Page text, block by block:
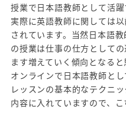
授業で日本語教師として活躍
実際に英語教師に関しては
されています。当然日本語
の授業は仕事の仕方として
ます増えていく傾向となると
オンラインで日本語教師と
レッスンの基本的なテクニ
内容に入れていますので、こ